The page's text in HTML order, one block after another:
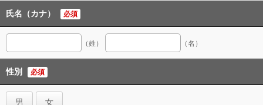
氏名（カナ） 必須
（姓） （名）
性別 必須
男 女